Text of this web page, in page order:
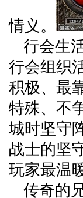
情义。
行会生
行会组织
积极、最
特殊、不
城时坚守
战士的坚
玩家最温
传奇的